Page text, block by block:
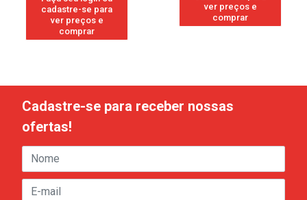
cadastre-se para
ver preços e
comprar
ver preços e
comprar
Cadastre-se para receber nossas
ofertas!